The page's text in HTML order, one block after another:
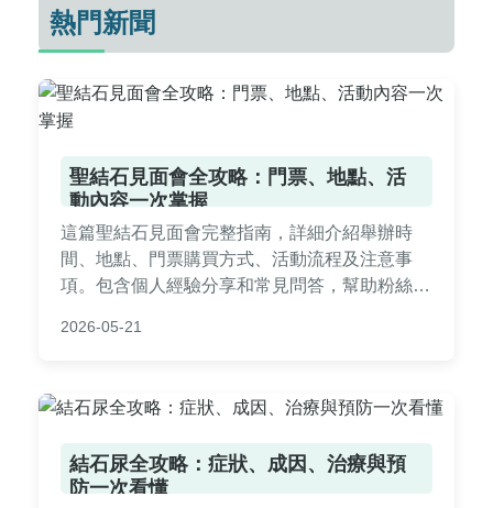
熱門新聞
聖結石見面會全攻略：門票、地點、活
動內容一次掌握
這篇聖結石見面會完整指南，詳細介紹舉辦時
間、地點、門票購買方式、活動流程及注意事
項。包含個人經驗分享和常見問答，幫助粉絲從
絲，都能找到實用建議，解決所有疑問，讓你的
2026-05-21
結石尿全攻略：症狀、成因、治療與預
防一次看懂